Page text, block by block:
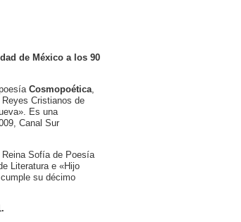
de México a los 90
Cosmopoética,
Cristianos de
Es una
Canal Sur
Sofía de Poesía
Literatura e «Hijo
su décimo